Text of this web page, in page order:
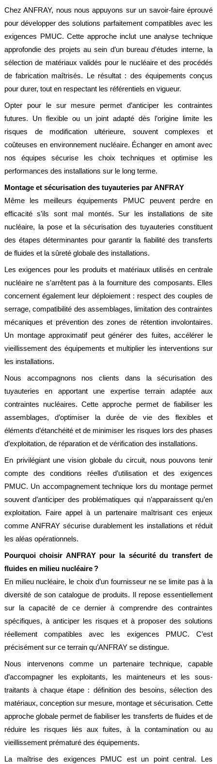
Chez ANFRAY, nous nous appuyons sur un savoir-faire éprouvé
pour développer des solutions parfaitement compatibles avec les
exigences PMUC. Cette approche inclut une analyse technique
approfondie des projets au sein d’un bureau d’études interne, la
sélection de matériaux validés pour le nucléaire et des procédés
de fabrication maîtrisés. Le résultat : des équipements conçus
pour durer, tout en respectant les référentiels en vigueur.
Opter pour le sur mesure permet d’anticiper les contraintes
futures. Un flexible ou un joint adapté dès l’origine limite les
risques de modification ultérieure, souvent complexes et
coûteuses en environnement nucléaire. Échanger en amont avec
nos équipes sécurise les choix techniques et optimise les
performances des installations sur le long terme.
Montage et sécurisation des tuyauteries par ANFRAY
Même les meilleurs équipements PMUC peuvent perdre en
efficacité s’ils sont mal montés. Sur les installations de site
nucléaire, la pose et la sécurisation des tuyauteries constituent
des étapes déterminantes pour garantir la fiabilité des transferts
de fluides et la sûreté globale des installations.
Les exigences pour les produits et matériaux utilisés en centrale
nucléaire ne s’arrêtent pas à la fourniture des composants. Elles
concernent également leur déploiement : respect des couples de
serrage, compatibilité des assemblages, limitation des contraintes
mécaniques et prévention des zones de rétention involontaires.
Un montage approximatif peut générer des fuites, accélérer le
vieillissement des équipements et multiplier les interventions sur
les installations.
Nous accompagnons nos clients dans la sécurisation des
tuyauteries en apportant une expertise terrain adaptée aux
contraintes nucléaires. Cette approche permet de fiabiliser les
assemblages, d’optimiser la durée de vie des flexibles et
éléments d’étanchéité et de minimiser les risques lors des phases
d’exploitation, de réparation et de vérification des installations.
En privilégiant une vision globale du circuit, nous pouvons tenir
compte des conditions réelles d’utilisation et des exigences
PMUC. Un accompagnement technique lors du montage permet
souvent d’anticiper des problématiques qui n’apparaissent qu’en
exploitation. Faire appel à un partenaire maîtrisant ces enjeux
comme ANFRAY sécurise durablement les installations et réduit
les aléas opérationnels.
Pourquoi choisir ANFRAY pour la sécurité du transfert de
fluides en milieu nucléaire ?
En milieu nucléaire, le choix d’un fournisseur ne se limite pas à la
diversité de son catalogue de produits. Il repose essentiellement
sur la capacité de ce dernier à comprendre des contraintes
spécifiques, à anticiper les risques et à proposer des solutions
réellement compatibles avec les exigences PMUC. C’est
précisément sur ce terrain qu’ANFRAY se distingue.
Nous intervenons comme un partenaire technique, capable
d’accompagner les exploitants, les mainteneurs et les sous-
traitants à chaque étape : définition des besoins, sélection des
matériaux, conception sur mesure, montage et sécurisation. Cette
approche globale permet de fiabiliser les transferts de fluides et de
réduire les risques liés aux fuites, à la contamination ou au
vieillissement prématuré des équipements.
La maîtrise des exigences PMUC est un point central. Les